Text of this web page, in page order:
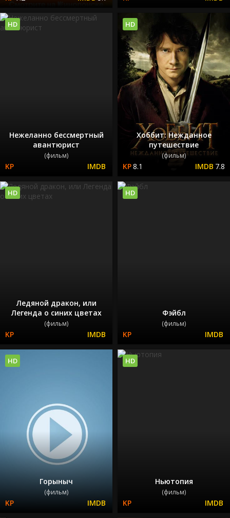
Нежеланно бессмертный
авантюрист
(фильм)
HD
Хоббит: Нежданное
путешествие
(фильм)
8.1 7.8
HD
Ледяной дракон, или
Легенда о синих цветах
(фильм)
HD
Фэйбл
(фильм)
HD
Горыныч
(фильм)
HD
Ньютопия
(фильм)
HD